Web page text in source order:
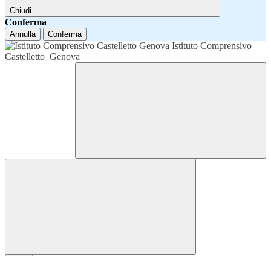
Chiudi
Conferma
Annulla Conferma
Istituto Comprensivo
Castelletto Genova